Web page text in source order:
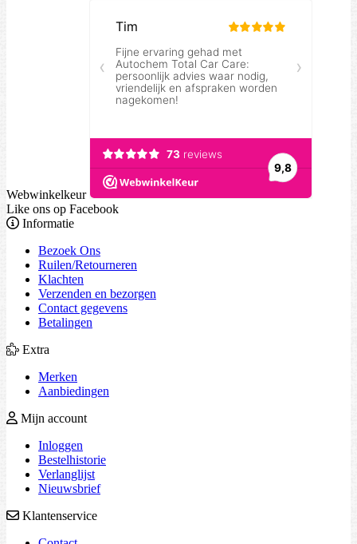
Webwinkelkeur
Like ons op Facebook
Informatie
Bezoek Ons
Ruilen/Retourneren
Klachten
Verzenden en bezorgen
Contact gegevens
Betalingen
Extra
Merken
Aanbiedingen
Mijn account
Inloggen
Bestelhistorie
Verlanglijst
Nieuwsbrief
Klantenservice